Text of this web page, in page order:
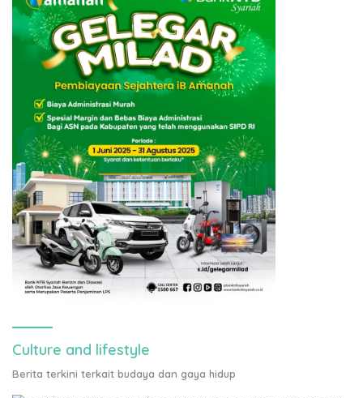
Culture and lifestyle
Berita terkini terkait budaya dan gaya hidup